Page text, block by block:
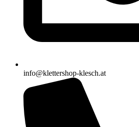
info@klettershop-klesch.at